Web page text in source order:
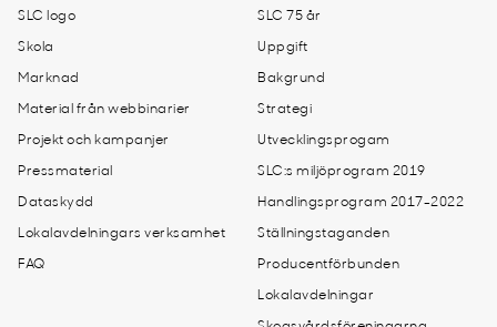
SLC logo
Skola
Marknad
Material från webbinarier
Projekt och kampanjer
Pressmaterial
Dataskydd
Lokalavdelningars verksamhet
FAQ
SLC 75 år
Uppgift
Bakgrund
Strategi
Utvecklingsprogam
SLC:s miljöprogram 2019
Handlingsprogram 2017-2022
Ställningstaganden
Producentförbunden
Lokalavdelningar